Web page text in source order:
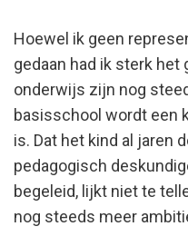
Hoewel ik geen
gedaan had ik sterk het
onderwijs zijn nog
basisschool wordt een
is. Dat het kind al jaren
pedagogisch
begeleid, lijkt niet te
nog steeds meer